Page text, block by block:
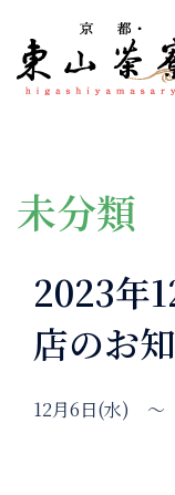
未分類
2023年
店のお
12月6日(水)